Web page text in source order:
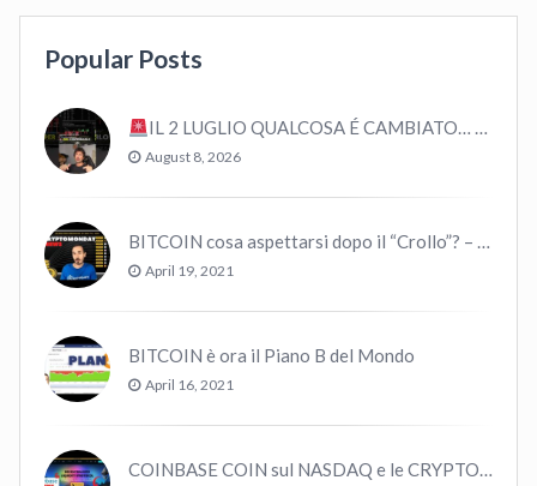
Popular Posts
IL 2 LUGLIO QUALCOSA É CAMBIATO… #bitcoin #crypto #trading
August 8, 2026
BITCOIN cosa aspettarsi dopo il “Crollo”? – CryptoMonday NEWS w16/’21
April 19, 2021
BITCOIN è ora il Piano B del Mondo
April 16, 2021
COINBASE COIN sul NASDAQ e le CRYPTO volano!